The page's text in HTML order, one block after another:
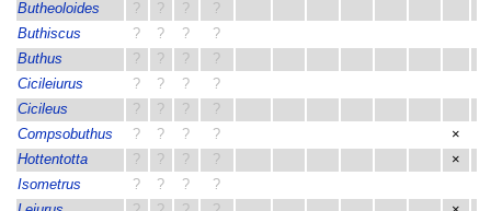
Butheoloides
? ? ?
?
Buthiscus
? ? ?
?
Buthus
? ? ? ?
Cicileiurus
? ? ?
?
Cicileus
? ? ?
?
Compsobuthus
? ? ? ?
×
Hottentotta
? ? ? ?
×
Isometrus
? ? ?
?